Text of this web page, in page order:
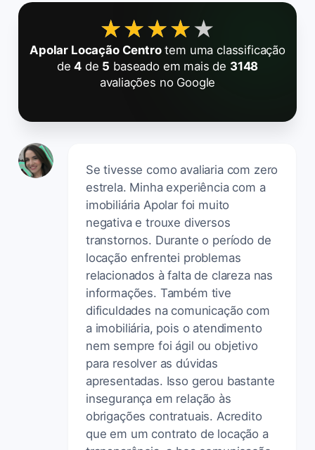
★★★★★
★★★★★
Apolar Locação Centrotem uma classificação
de4 de 5 baseado em mais de 3148
avaliações no Google
Se tivesse como avaliaria com zero
estrela. Minha experiência com a
imobiliária Apolar foi muito
negativa e trouxe diversos
transtornos. Durante o período de
locação enfrentei problemas
relacionados à falta de clareza nas
informações. Também tive
dificuldades na comunicação com
a imobiliária, pois o atendimento
nem sempre foi ágil ou objetivo
para resolver as dúvidas
apresentadas. Isso gerou bastante
insegurança em relação às
obrigações contratuais. Acredito
que em um contrato de locação a